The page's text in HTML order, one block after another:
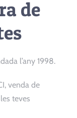
de
l’any 1998.
venda de
teves